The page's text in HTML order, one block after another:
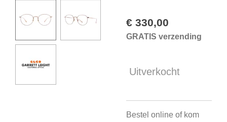
€ 330,00
GRATIS verzending
Uitverkocht
Bestel online of kom